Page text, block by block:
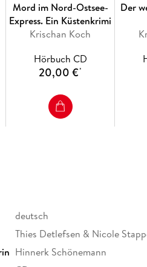
Mord im Nord-Ostsee-
Express. Ein Küstenkrimi
Krischan Koch
Hörbuch CD
20,00 €*
Der
deutsch
Thies Detlefsen & Nicole
Hinnerk Schönemann